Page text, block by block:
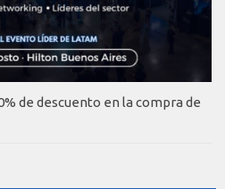
de descuento en la compra de